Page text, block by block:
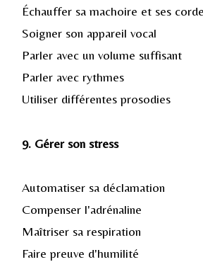
Échauffer sa machoire et ses
Soigner son appareil vocal
Parler avec un volume suffisant
Parler avec rythmes
Utiliser différentes prosodies
9. Gérer son stress
Automatiser sa déclamation
Compenser l'adrénaline
Maîtriser sa respiration
Faire preuve d'humilité